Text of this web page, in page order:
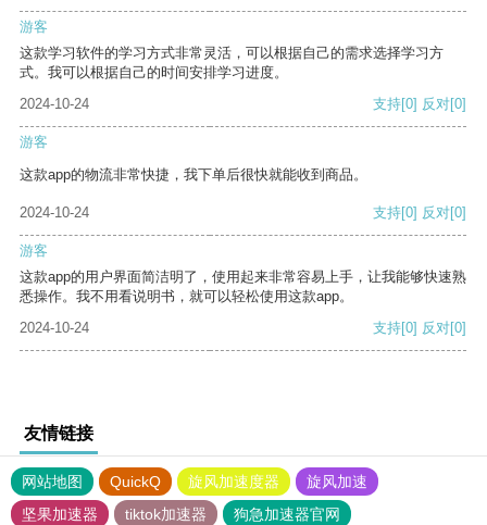
游客
这款学习软件的学习方式非常灵活，可以根据自己的需求选择学习方
式。我可以根据自己的时间安排学习进度。
2024-10-24
支持[0] 反对[0]
游客
这款app的物流非常快捷，我下单后很快就能收到商品。
2024-10-24 支持[0] 反对[0]
游客
这款app的用户界面简洁明了，使用起来非常容易上手，让我能够快速熟
悉操作。我不用看说明书，就可以轻松使用这款app。
2024-10-24
支持[0] 反对[0]
友情链接
网站地图 QuickQ 旋风加速度器
旋风加速
坚果加速器
tiktok加速器
狗急加速器官网